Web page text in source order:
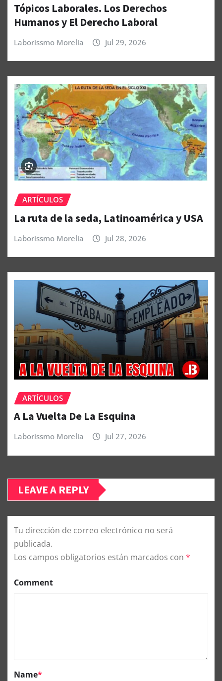
Tópicos Laborales. Los Derechos
Humanos y El Derecho Laboral
Laborissmo Morelia Jul 29, 2026
ARTÍCULOS
La ruta de la seda, Latinoamérica y USA
Laborissmo Morelia Jul 28, 2026
ARTÍCULOS
A La Vuelta De La Esquina
Laborissmo Morelia Jul 27, 2026
LEAVE A REPLY
Tu dirección de correo electrónico no será
publicada.
Los campos obligatorios están marcados con *
Comment
Name*